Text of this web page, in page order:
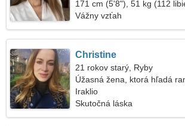
171 cm (5'8"), 51 kg (112
Vážny vzťah
Christine
21 rokov starý, Ryby
Úžasná žena, ktorá hľadá
Iraklio
Skutočná láska